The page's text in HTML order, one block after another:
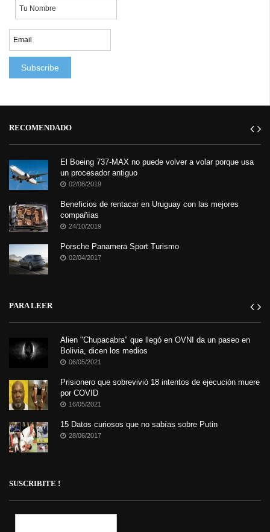
RECOMENDADO
El Boeing 737-MAX no puede volver a volar porque usa
un procesador antiguo
02/08/2019
Beneficios de rentacar en Uruguay con las mejores
compañías
24/10/2019
Porsche Panamera Sport Turismo
02/04/2017
PARA LEER
Alien "Chupacabra" que llegó en OVNI da un paseo en
Bolivia, dicen los medios
06/05/2021
Prisionero que sobrevivió 18 intentos de ejecución muere
por COVID
16/05/2021
15 Datos curiosos que no sabías sobre Putin
28/06/2017
SUSCRIBITE !